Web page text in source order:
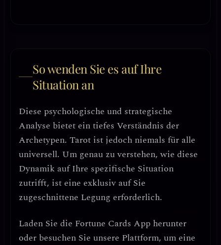
So wenden Sie es auf Ihre
Situation an
Diese psychologische und strategische
Analyse bietet ein tiefes Verständnis der
Archetypen. Tarot ist jedoch niemals für alle
universell. Um genau zu verstehen, wie diese
Dynamik auf Ihre spezifische Situation
zutrifft, ist eine exklusiv auf Sie
zugeschnittene Legung erforderlich.
Laden Sie die Fortune Cards App herunter
oder besuchen Sie unsere Plattform, um eine